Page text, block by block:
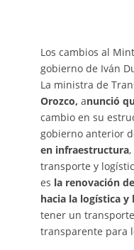
Los cambios al
gobierno de Iván
La ministra de
Orozco, anunció
cambio en su
gobierno anterior
en infraestructura,
transporte y
es la renovación
hacia la logística y
tener un
transparente para